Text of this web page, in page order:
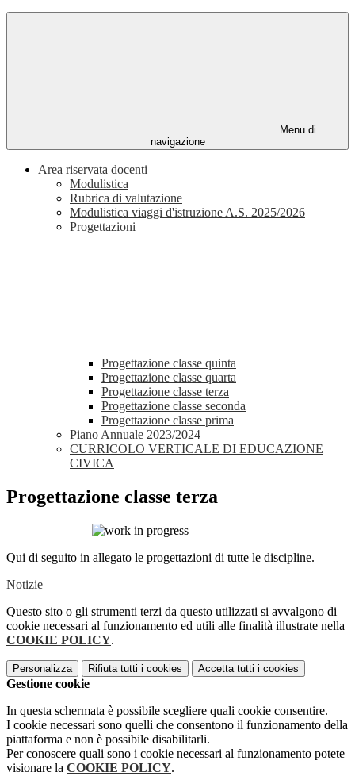
Menu di
navigazione
Area riservata docenti
Modulistica
Rubrica di valutazione
Modulistica viaggi d'istruzione A.S. 2025/2026
Progettazioni
Progettazione classe quinta
Progettazione classe quarta
Progettazione classe terza
Progettazione classe seconda
Progettazione classe prima
Piano Annuale 2023/2024
CURRICOLO VERTICALE DI EDUCAZIONE
CIVICA
Progettazione classe terza
Qui di seguito in allegato le progettazioni di tutte le discipline.
Notizie
Questo sito o gli strumenti terzi da questo utilizzati si avvalgono di
cookie necessari al funzionamento ed utili alle finalità illustrate nella
COOKIE POLICY.
Personalizza Rifiuta tutti i cookies Accetta tutti i cookies
Gestione cookie
In questa schermata è possibile scegliere quali cookie consentire.
I cookie necessari sono quelli che consentono il funzionamento della
piattaforma e non è possibile disabilitarli.
Per conoscere quali sono i cookie necessari al funzionamento potete
visionare la COOKIE POLICY.